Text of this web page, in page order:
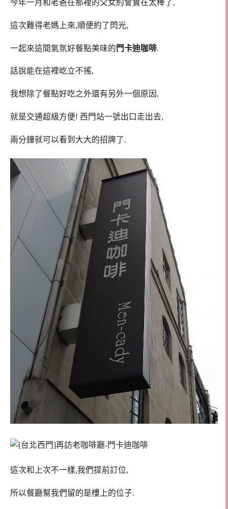
今年一月和老爸在那裡的父女約會實在太棒了,
這次難得老媽上來,順便約了閃光,
一起來這間氣氛好餐點美味的 門卡迪咖啡.
話說能在這裡屹立不搖,
我想除了餐點好吃之外還有另外一個原因,
就是交通超級方便! 西門站一號出口走出去,
兩分鐘就可以看到大大的招牌了.
這次和上次不一樣,我們提前訂位,
所以餐廳幫我們留的是樓上的位子.